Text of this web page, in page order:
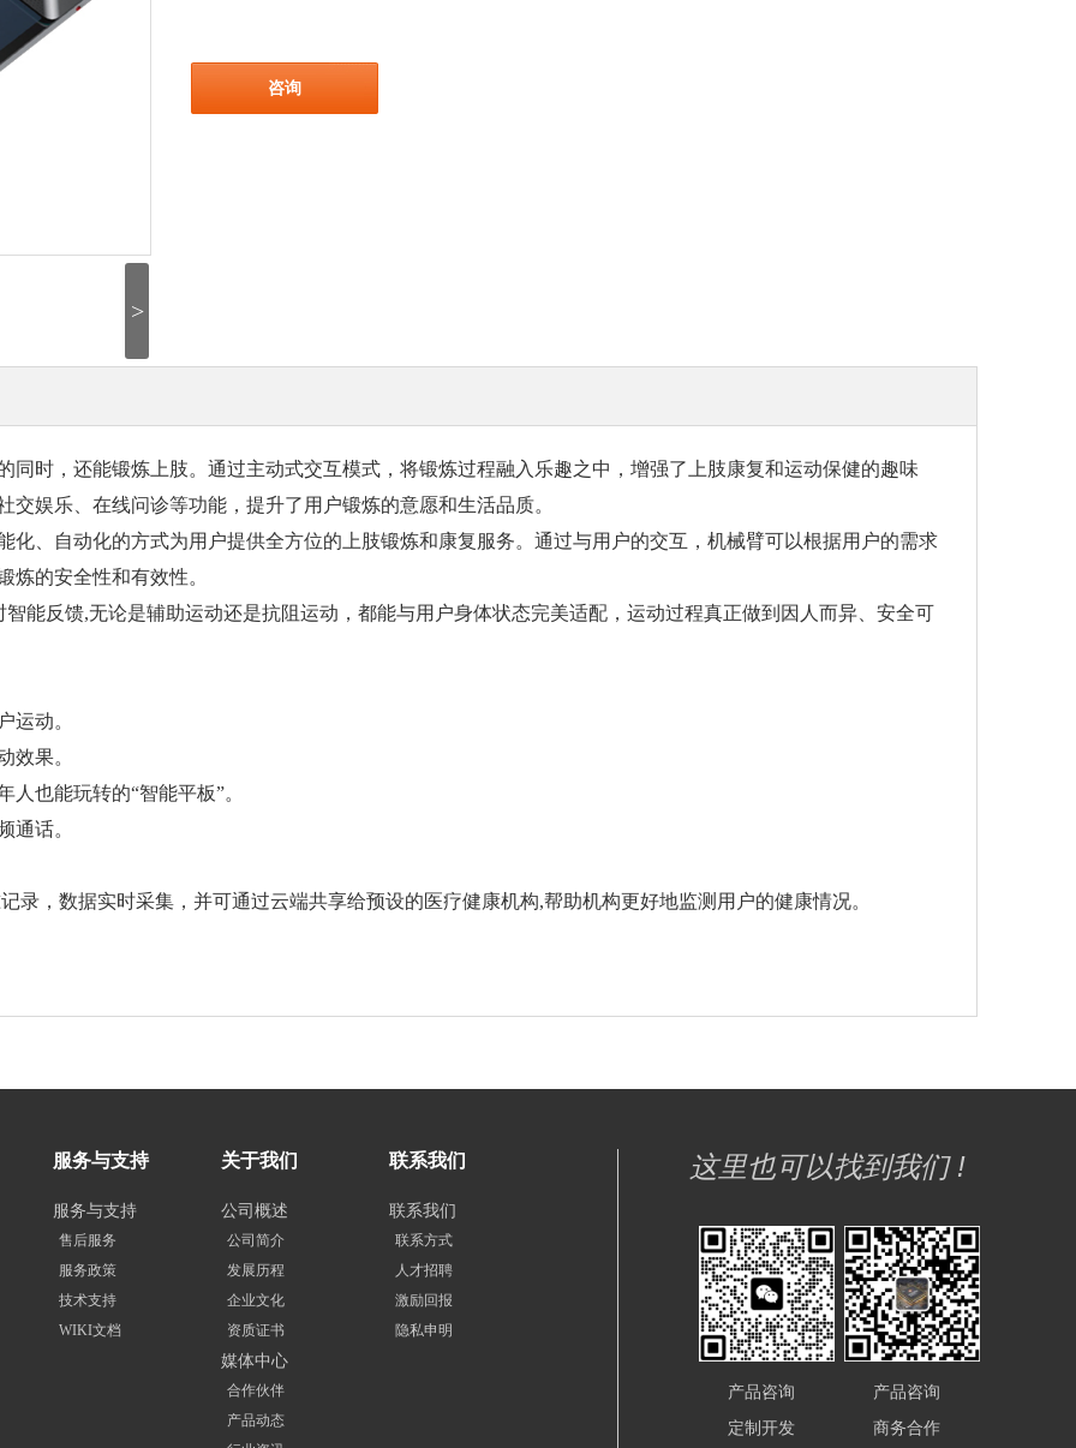
>
咨询
，还能锻炼上肢。通过主动式交互模式，将锻炼过程融入乐趣之中，增强了上肢康复和运动保健的趣味
娱乐、在线问诊等功能，提升了用户锻炼的意愿和生活品质。
自动化的方式为用户提供全方位的上肢锻炼和康复服务。通过与用户的交互，机械臂可以根据用户的需求
炼的安全性和有效性。
反馈,无论是辅助运动还是抗阻运动，都能与用户身体状态完美适配，运动过程真正做到因人而异、安全可
动。
果。
也能玩转的“智能平板”。
话。
数据实时采集，并可通过云端共享给预设的医疗健康机构,帮助机构更好地监测用户的健康情况。
服务与支持
服务与支持
售后服务
服务政策
技术支持
WIKI文档
关于我们
公司概述
公司简介
发展历程
企业文化
资质证书
媒体中心
合作伙伴
产品动态
联系我们
联系我们
联系方式
人才招聘
激励回报
隐私申明
这里也可以找到我们 !
产品咨询
定制开发
产品咨询
商务合作